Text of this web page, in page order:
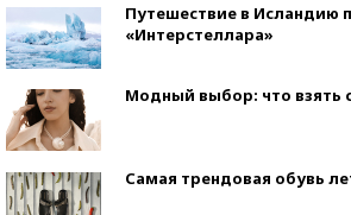
Путешествие в Исландию
«Интерстеллара»
Модный выбор: что взять
Самая трендовая обувь